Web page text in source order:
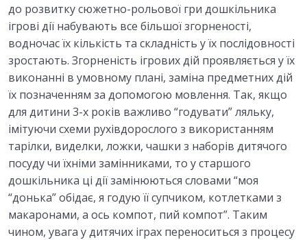
до розвитку сюжетно-рольової гри дошкільника
ігрові дії набувають все більшої згорненості,
водночас їх кількість та складність у їх послідовності
зростають. Згорненість ігрових дій проявляється у їх
виконанні в умовному плані, заміна предметних дій
їх позначенням за допомогою мовлення. Так, якщо
для дитини 3-х років важливо “годувати” ляльку,
імітуючи схеми рухівдорослого з використанням
тарілки, виделки, ложки, чашки з наборів дитячого
посуду чи їхніми замінниками, то у старшого
дошкільника ці дії замінюються словами “моя
“донька” обідає, я годую її супчиком, котлетками з
макаронами, а ось компот, пий компот”. Таким
чином, увага у дитячих іграх переноситься з процесу